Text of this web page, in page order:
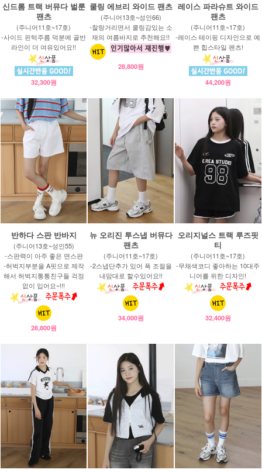
신드롬 트랙 버뮤다 벌룬
팬츠
(주니어11호~17호)
-사이드 핀턱주름 덕분에 골반
라인이 더 여유있어요!!
32,300원
쿨링 에브리 와이드 팬츠
(주니어13호~성인66)
-찰랑거리면서 쿨링감있는 소
재의 여름바지로 추천해요!!
28,800원
레이스 파라슈트 와이드
팬츠
(주니어11호~17호)
-레이스 테이핑 디자인으로 예
쁜 힙스타일 팬츠!
44,200원
반하다 스판 반바지
(주니어13호~성인55)
-스판력이 아주 좋은 면스판
-허벅지부분을 A핏으로 제작
해서 허벅지통통친구들 걱정
없이 입어요~!!!
28,800원
뉴 오리진 투스냅 버뮤다
팬츠
(주니어11호~17호)
-2스냅단추가 있어 폭 조절을
내맘대로 할수있어요!!
34,000원
오리지널스 트랙 루즈핏
티
(주니어11호~17호)
-무채색코디 좋아하는 10대주
니어를 위한 디자인!
32,400원